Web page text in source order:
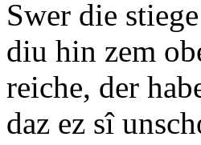
Swer die
diu hin zem
reiche, der
daz ez sî